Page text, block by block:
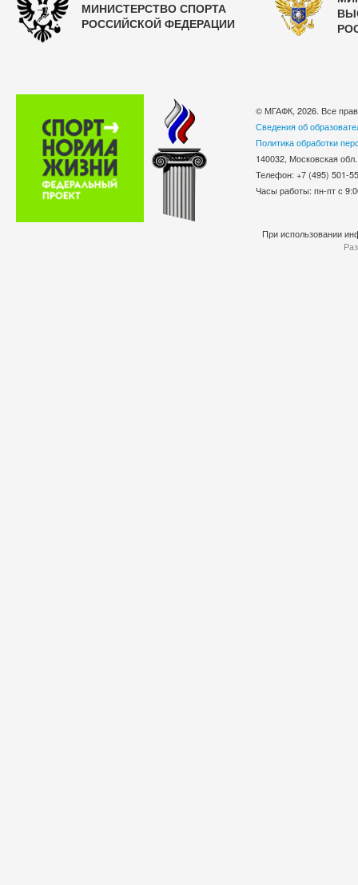
МИНИСТЕРСТВО СПОРТА
РОССИЙСКОЙ ФЕДЕРАЦИИ
© МГАФК, 2026. Все
Сведения об
Политика обработки
140032, Московская
Телефон: +7 (495)
Часы работы: пн-пт с
При использовании